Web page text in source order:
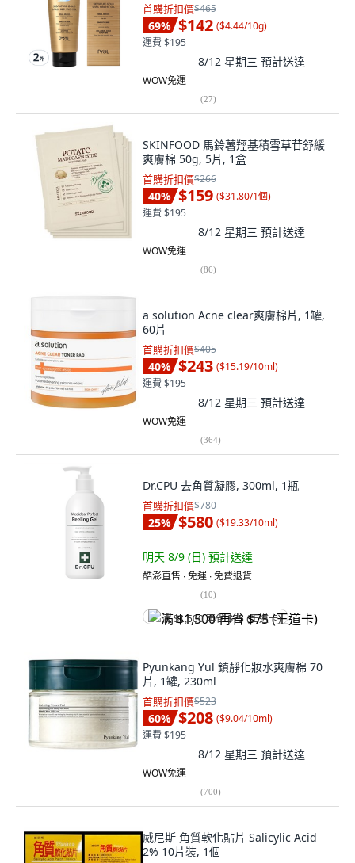
首購折扣價$465
69% $142 ($4.44/10g)
運費 $195
8/12 星期三 預計送達
WOW免運
(27)
SKINFOOD 馬鈴薯羥基積雪草苷舒緩
爽膚棉 50g, 5片, 1盒
首購折扣價$266
40% $159 ($31.80/1個)
運費 $195
8/12 星期三 預計送達
WOW免運
(86)
a solution Acne clear爽膚棉片, 1罐,
60片
首購折扣價$405
40% $243 ($15.19/10ml)
運費 $195
8/12 星期三 預計送達
WOW免運
(364)
Dr.CPU 去角質凝膠, 300ml, 1瓶
首購折扣價$780
25% $580 ($19.33/10ml)
明天 8/9 (日) 預計送達
酷澎直售 ∙ 免運 ∙ 免費退貨
(10)
满 $1,500 再省 $75 (王道卡)
Pyunkang Yul 鎮靜化妝水爽膚棉 70
片, 1罐, 230ml
首購折扣價$523
60% $208 ($9.04/10ml)
運費 $195
8/12 星期三 預計送達
WOW免運
(700)
威尼斯 角質軟化貼片 Salicylic Acid
2% 10片裝, 1個